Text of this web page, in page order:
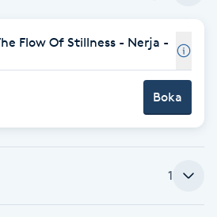
Flow Of Stillness - Nerja -
Boka
1